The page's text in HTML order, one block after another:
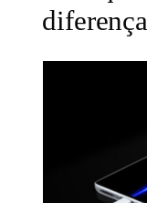
diferença